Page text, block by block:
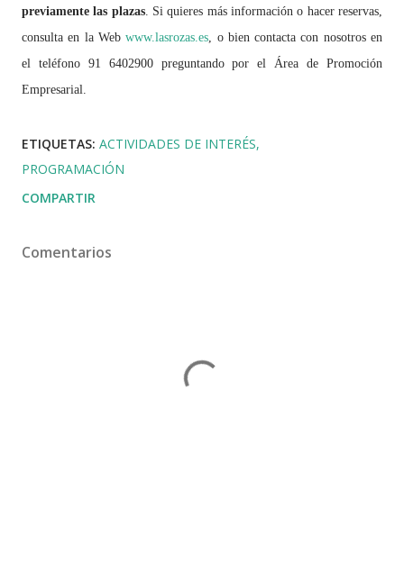
previamente las plazas. Si quieres más información o hacer reservas,
consulta en la Webwww.lasrozas.es, o bien contacta con nosotros en
el teléfono 91 6402900 preguntando por el Área de Promoción
Empresarial.
ETIQUETAS: ACTIVIDADES DE INTERÉS
PROGRAMACIÓN
COMPARTIR
Comentarios